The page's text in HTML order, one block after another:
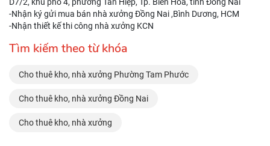
-Nhận ký gửi mua bán nhà xưởng Đồng Nai ,Bình Dương, HCM
-Nhận thiết kế thi công nhà xưởng KCN
Tìm kiếm theo từ khóa
Cho thuê kho, nhà xưởng Phường Tam Phước
Cho thuê kho, nhà xưởng Đồng Nai
Cho thuê kho, nhà xưởng